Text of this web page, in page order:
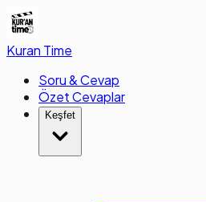
Kuran Time
Soru & Cevap
Özet Cevaplar
Keşfet